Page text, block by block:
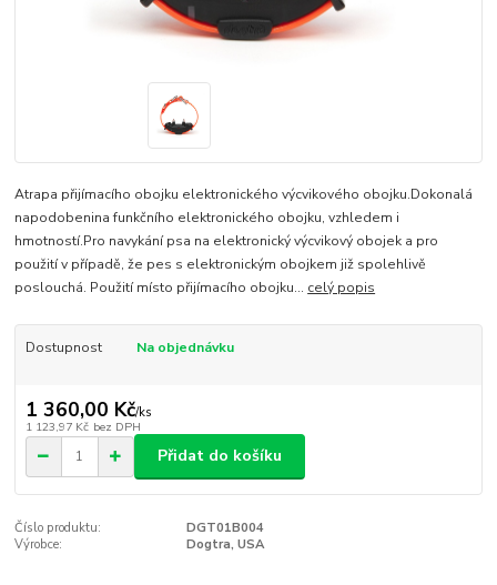
Atrapa přijímacího obojku elektronického výcvikového obojku.Dokonalá
napodobenina funkčního elektronického obojku, vzhledem i
hmotností.Pro navykání psa na elektronický výcvikový obojek a pro
použití v případě, že pes s elektronickým obojkem již spolehlivě
poslouchá. Použití místo přijímacího obojku... celý popis
Dostupnost Na objednávku
1 360,00 Kč/ks
1 123,97 Kč bez DPH
Přidat do košíku
Číslo produktu:
DGT01B004
Výrobce:
Dogtra, USA